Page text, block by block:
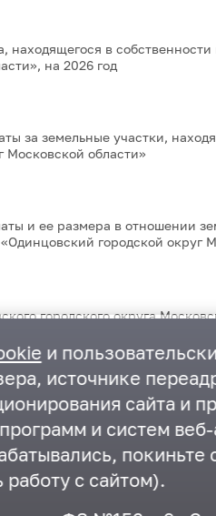
в
на 2026 год
за земельные участки,
Московской области»
и ее размера в отношении
городской округ
городского округа
Дума
и
источнике
сайта и
и систем
с сайтом).